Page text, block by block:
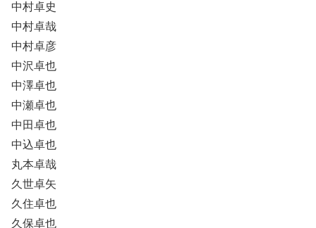
中村卓史
中村卓哉
中村卓彦
中沢卓也
中澤卓也
中瀬卓也
中田卓也
中込卓也
丸本卓哉
久世卓矢
久住卓也
久保卓也